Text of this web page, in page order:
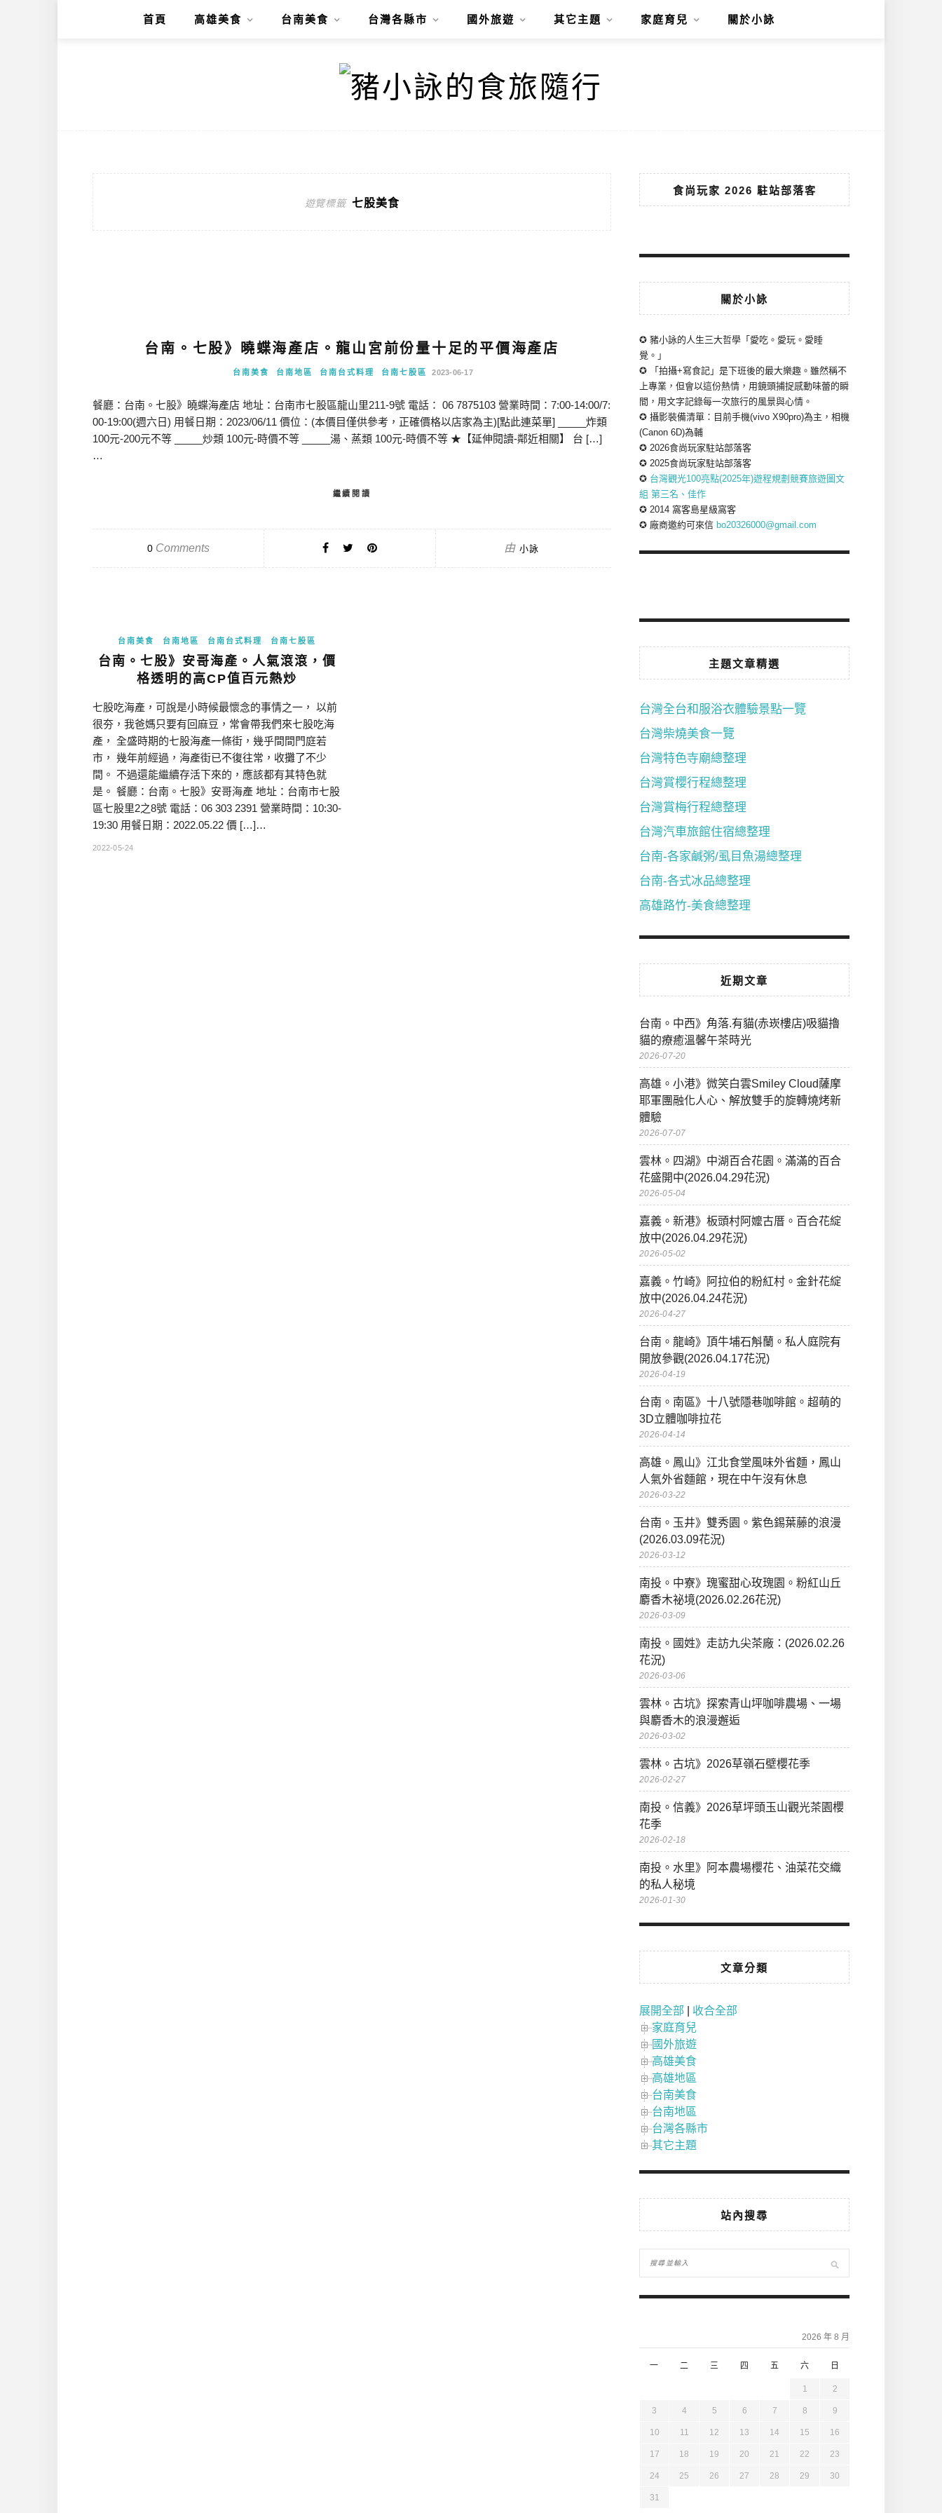
首頁 高雄美食 台南美食 台灣各縣市 國外旅遊 其它主題 家庭育兒 關於小詠
遊覽標籤 七股美食
台南。七股》曉蝶海產店。龍山宮前份量十足的平價海產店
台南美食 台南地區 台南台式料理 台南七股區 2023-06-17
餐廳：台南。七股》曉蝶海產店 地址：台南市七股區龍山里211-9號 電話： 06 7875103 營業時間：7:00-14:00/7:
00-19:00(週六日) 用餐日期：2023/06/11 價位：(本價目僅供參考，正確價格以店家為主)[點此連菜單] _____炸類
100元-200元不等 _____炒類 100元-時價不等 _____湯、蒸類 100元-時價不等 ★【延伸閱讀-鄰近相關】 台 […]
…
繼續閱讀
0Comments 由 小詠
台南美食 台南地區 台南台式料理 台南七股區
台南。七股》安哥海產。人氣滾滾，價
格透明的高CP值百元熱炒
七股吃海產，可說是小時候最懷念的事情之一， 以前
很夯，我爸媽只要有回麻豆，常會帶我們來七股吃海
產， 全盛時期的七股海產一條街，幾乎間間門庭若
市， 幾年前經過，海產街已不復往常，收攤了不少
間。 不過還能繼續存活下來的，應該都有其特色就
是。 餐廳：台南。七股》安哥海產 地址：台南市七股
區七股里2之8號 電話：06 303 2391 營業時間：10:30-
19:30 用餐日期：2022.05.22 價 […]…
2022-05-24
食尚玩家 2026 駐站部落客
關於小詠
✪ 豬小詠的人生三大哲學「愛吃。愛玩。愛睡
覺。」
✪ 「拍攝+寫食記」是下班後的最大樂趣。雖然稱不
上專業，但會以這份熱情，用鏡頭捕捉感動味蕾的瞬
間，用文字記錄每一次旅行的風景與心情。
✪ 攝影裝備清單：目前手機(vivo X90pro)為主，相機
(Canon 6D)為輔
✪ 2026食尚玩家駐站部落客
✪ 2025食尚玩家駐站部落客
✪ 台灣觀光100亮點(2025年)遊程規劃競賽旅遊圖文
組 第三名、佳作
✪ 2014 窩客島星級窩客
✪ 廠商邀約可來信 bo20326000@gmail.com
主題文章精選
台灣全台和服浴衣體驗景點一覽
台灣柴燒美食一覽
台灣特色寺廟總整理
台灣賞櫻行程總整理
台灣賞梅行程總整理
台灣汽車旅館住宿總整理
台南-各家鹹粥/虱目魚湯總整理
台南-各式冰品總整理
高雄路竹-美食總整理
近期文章
台南。中西》角落.有貓(赤崁樓店)吸貓擼
貓的療癒溫馨午茶時光
2026-07-20
高雄。小港》微笑白雲Smiley Cloud薩摩
耶軍團融化人心、解放雙手的旋轉燒烤新
體驗
2026-07-07
雲林。四湖》中湖百合花園。滿滿的百合
花盛開中(2026.04.29花況)
2026-05-04
嘉義。新港》板頭村阿嬤古厝。百合花綻
放中(2026.04.29花況)
2026-05-02
嘉義。竹崎》阿拉伯的粉紅村。金針花綻
放中(2026.04.24花況)
2026-04-27
台南。龍崎》頂牛埔石斛蘭。私人庭院有
開放參觀(2026.04.17花況)
2026-04-19
台南。南區》十八號隱巷咖啡館。超萌的
3D立體咖啡拉花
2026-04-14
高雄。鳳山》江北食堂風味外省麵，鳳山
人氣外省麵館，現在中午沒有休息
2026-03-22
台南。玉井》雙秀園。紫色錫葉藤的浪漫
(2026.03.09花況)
2026-03-12
南投。中寮》瑰蜜甜心玫瑰園。粉紅山丘
麝香木祕境(2026.02.26花況)
2026-03-09
南投。國姓》走訪九尖茶廠：(2026.02.26
花況)
2026-03-06
雲林。古坑》探索青山坪咖啡農場、一場
與麝香木的浪漫邂逅
2026-03-02
雲林。古坑》2026草嶺石壁櫻花季
2026-02-27
南投。信義》2026草坪頭玉山觀光茶園櫻
花季
2026-02-18
南投。水里》阿本農場櫻花、油菜花交織
的私人秘境
2026-01-30
文章分類
展開全部
收合全部
家庭育兒
國外旅遊
高雄美食
高雄地區
台南美食
台南地區
台灣各縣市
其它主題
站內搜尋
2026 年 8 月
一 二 三 四 五 六 日
1 2
3 4 5 6 7 8 9
10 11 12 13 14 15 16
17 18 19 20 21 22 23
24 25 26 27 28 29 30
31